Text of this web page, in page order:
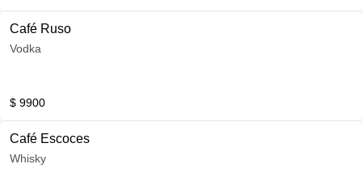
Café Ruso
Vodka
$ 9900
Café Escoces
Whisky